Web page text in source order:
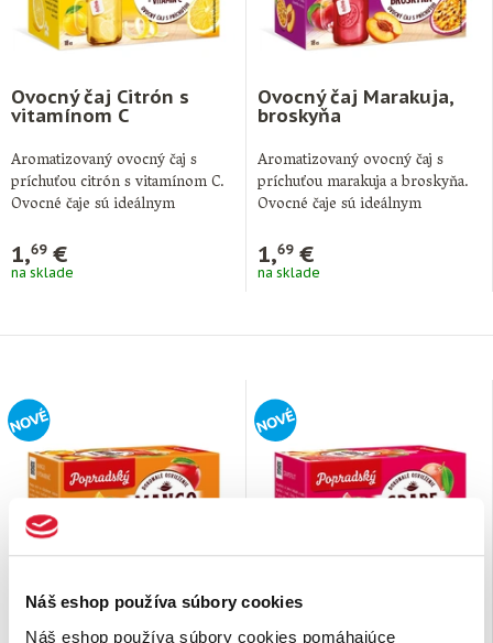
Náš eshop používa súbory cookies
Náš eshop používa súbory cookies pomáhajúce
Ovocný čaj Citrón s
vitamínom C
Aromatizovaný ovocný čaj s
príchuťou citrón s vitamínom C.
Ovocné čaje sú ideálnym
1,69€
na sklade
Ovocný čaj Marakuja,
broskyňa
Aromatizovaný ovocný čaj s
príchuťou marakuja a broskyňa.
Ovocné čaje sú ideálnym
1,69€
na sklade
Ovocný čaj Mango,
pomaranč